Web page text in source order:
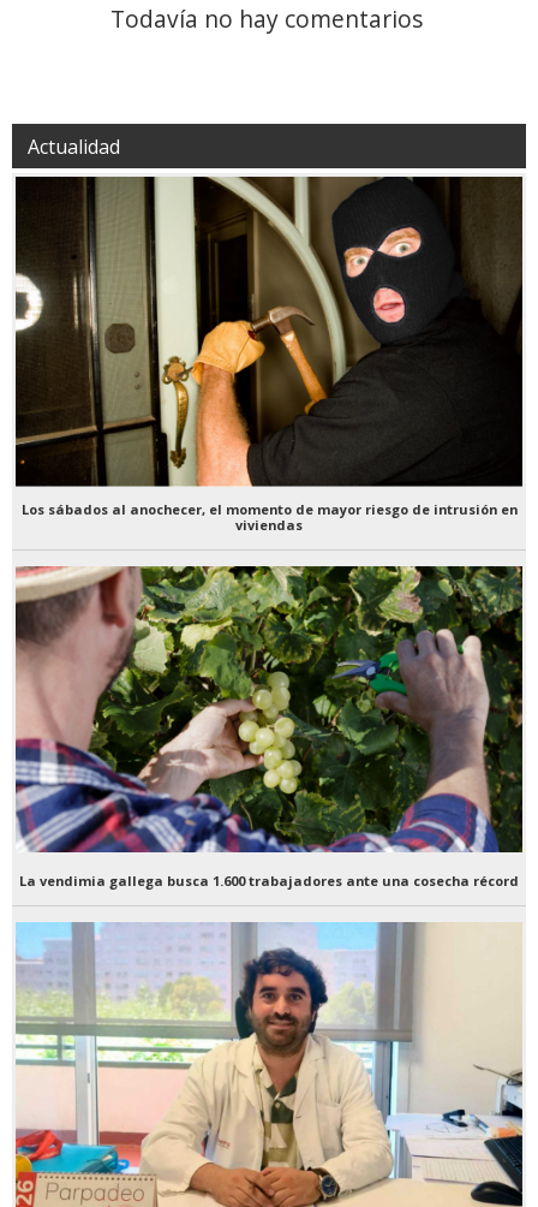
Todavía no hay comentarios
Actualidad
Los sábados al anochecer, el momento de mayor riesgo de intrusión en
viviendas
La vendimia gallega busca 1.600 trabajadores ante una cosecha récord